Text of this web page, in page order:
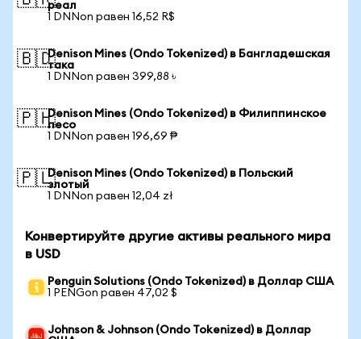
реал
1 DNNon равен 16,52 R$
🇧🇩Denison Mines (Ondo Tokenized) в Бангладешская
така
1 DNNon равен 399,88 ৳
🇵🇭Denison Mines (Ondo Tokenized) в Филиппинское
песо
1 DNNon равен 196,69 ₱
🇵🇱Denison Mines (Ondo Tokenized) в Польский
злотый
1 DNNon равен 12,04 zł
Конвертируйте другие активы реального мира
в USD
Penguin Solutions (Ondo Tokenized) в Доллар США
1 PENGon равен 47,02 $
Johnson & Johnson (Ondo Tokenized) в Доллар